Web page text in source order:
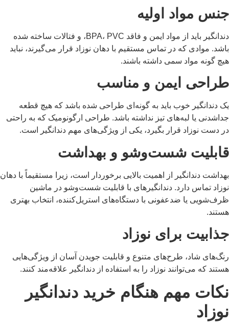
مواد اولیه
دندانگیر باید از مواد ایمن و فاقد BPA، PVC، و فتالات ساخته شده
موادی که در تماس مستقیم با دهان نوزاد قرار می‌گیرند، نباید
گونه مواد سمی داشته باشند.
ایمن و مناسب
دندانگیر خوب باید به گونه‌ای طراحی شده باشد که هیچ قطعه
یا لبه‌های تیز نداشته باشد. طراحی ارگونومیک که به راحتی
دست نوزاد قرار بگیرد، یکی از ویژگی‌های مهم دندانگیر است.
شست‌وشو و بهداشت
دندانگیر از اهمیت بالایی برخوردار است، زیرا مستقیماً با دهان
تماس دارد. دندانگیرهای با قابلیت شست‌وشو در ماشین
یا ضدعفونی با دستگاه‌های استریل‌کننده، انتخاب بهتری
برای نوزاد
شاد، طرح‌های متنوع و قابلیت جویدن آسان از ویژگی‌هایی
که می‌توانند نوزاد را به استفاده از دندانگیر علاقه‌مند کنند.
مهم هنگام خرید دندانگیر